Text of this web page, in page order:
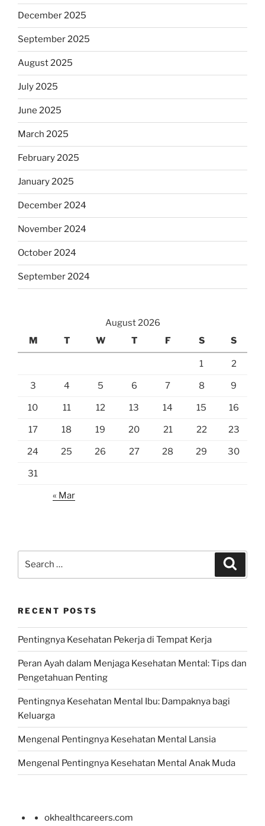
December 2025
September 2025
August 2025
July 2025
June 2025
March 2025
February 2025
January 2025
December 2024
November 2024
October 2024
September 2024
August 2026
M
T W T F S S
1 2
3 4 5 6 7 8 9
10 11 12 13 14 15 16
17 18 19 20 21 22 23
24 25 26 27 28 29 30
31
« Mar
RECENT POSTS
Pentingnya Kesehatan Pekerja di Tempat Kerja
Peran Ayah dalam Menjaga Kesehatan Mental: Tips dan
Pengetahuan Penting
Pentingnya Kesehatan Mental Ibu: Dampaknya bagi
Keluarga
Mengenal Pentingnya Kesehatan Mental Lansia
Mengenal Pentingnya Kesehatan Mental Anak Muda
okhealthcareers.com